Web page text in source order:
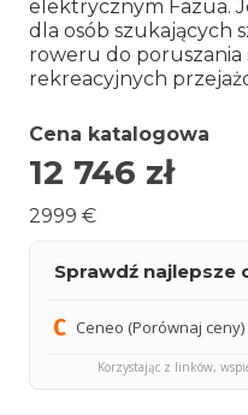
elektrycznym Fazua.
dla osób szukających
roweru do poruszania
rekreacyjnych
Cena katalogowa
12 746 zł
2999 €
Sprawdź najlepsze
Ceneo (Porównaj ceny)
Korzystając z linków,